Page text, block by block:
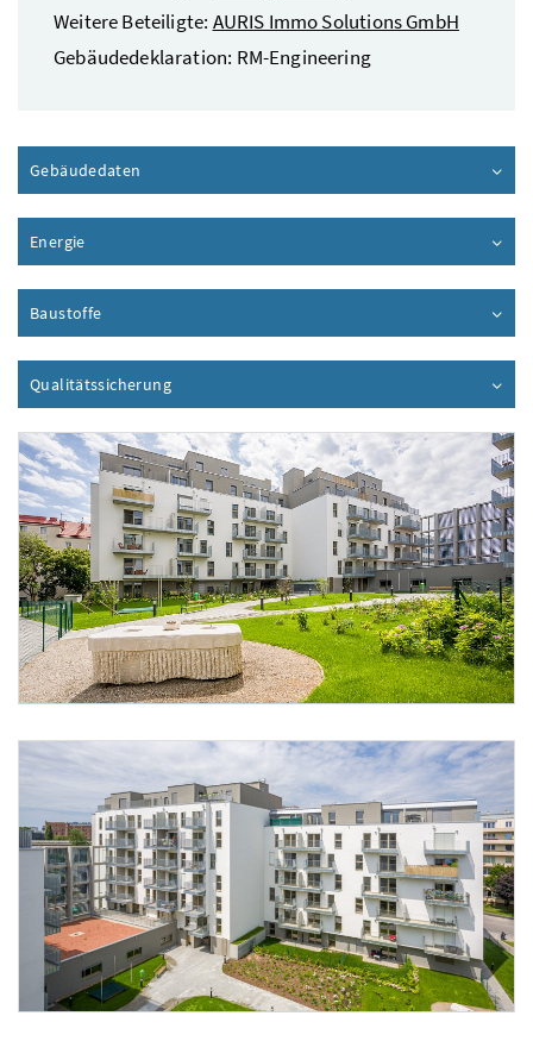
Weitere Beteiligte: AURIS Immo Solutions GmbH
Gebäudedeklaration: RM-Engineering
Gebäudedaten
Energie
Baustoffe
QualitätssicherungInhalt aufklappen
Foto 1: Satoshi